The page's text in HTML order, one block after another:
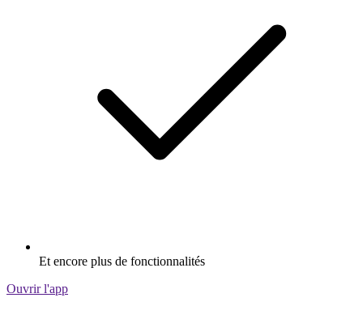
Et encore plus de fonctionnalités
Ouvrir l'app